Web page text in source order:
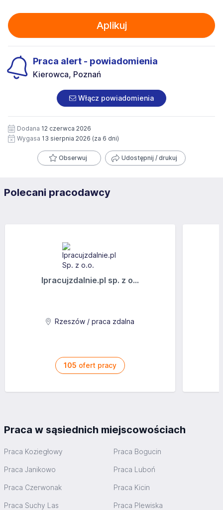
Aplikuj
Praca alert - powiadomienia
Kierowca, Poznań
Włącz powiadomienia
Dodana 12 czerwca 2026
Wygasa 13 sierpnia 2026 (za 6 dni)
Obserwuj Udostępnij / drukuj
Polecani pracodawcy
Ipracujzdalnie.pl sp. z o...
Rzeszów / praca zdalna
105 ofert pracy
Praca w sąsiednich miejscowościach
Praca Koziegłowy Praca Bogucin
Praca Janikowo Praca Luboń
Praca Czerwonak Praca Kicin
Praca Suchy Las Praca Plewiska